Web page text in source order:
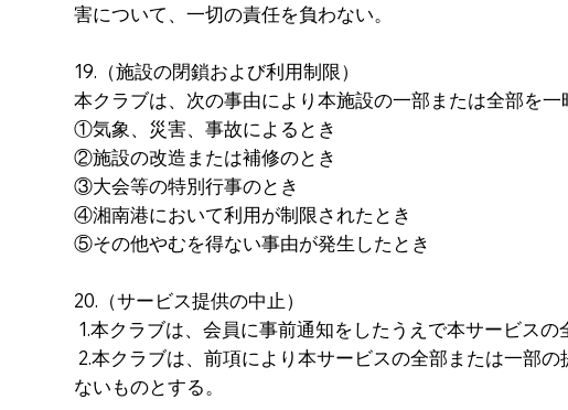
害について、一切の責任を負わない。
19.（施設の閉鎖および利用制限）
本クラブは、次の事由により本施設の一部または全部を
①気象、災害、事故によるとき
②施設の改造または補修のとき
③大会等の特別行事のとき
④湘南港において利用が制限されたとき
⑤その他やむを得ない事由が発生したとき
20.（サービス提供の中止）
1.本クラブは、会員に事前通知をしたうえで本サービス
2.本クラブは、前項により本サービスの全部または一部
ないものとする。